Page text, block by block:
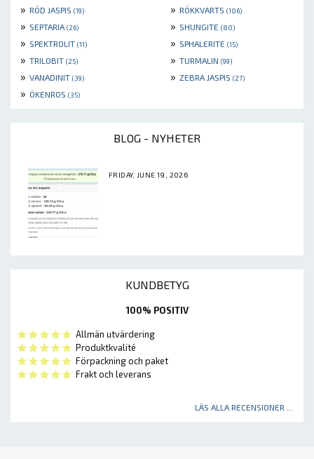
» RÖD JASPIS (19) » RÖKKVARTS (106)
» SEPTARIA (26) » SHUNGITE (80)
» SPEKTROLIT (11) » SPHALERITE (15)
» TRILOBIT (25) » TURMALIN (99)
» VANADINIT (39) » ZEBRA JASPIS (27)
» ÖKENROS (35)
BLOG - NYHETER
FRIDAY, JUNE 19, 2026
KUNDBETYG
100% POSITIV
Allmän utvärdering
Produktkvalité
Förpackning och paket
Frakt och leverans
LÄS ALLA RECENSIONER ...